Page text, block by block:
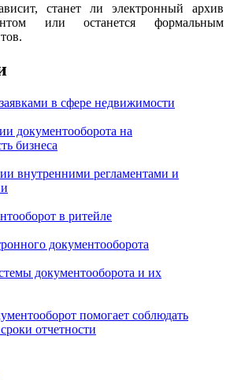
станет ли электронный архив
или останется формальным
в сфере недвижимости
документооборота на
бизнеса
внутренними регламентами и
в ритейле
документооборота
документооборота и их
помогает соблюдать
отчетности